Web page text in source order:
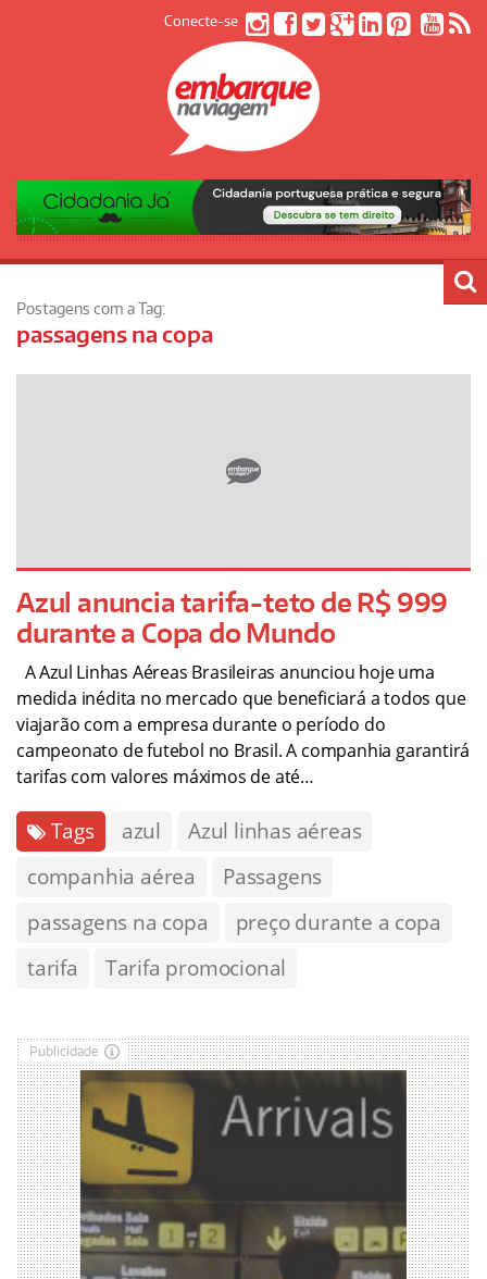
Conecte-se
Postagens com a Tag:
passagens na copa
Azul anuncia tarifa-teto de R$ 999
durante a Copa do Mundo
A Azul Linhas Aéreas Brasileiras anunciou hoje uma
medida inédita no mercado que beneficiará a todos que
viajarão com a empresa durante o período do
campeonato de futebol no Brasil. A companhia garantirá
tarifas com valores máximos de até…
Tags azul
Azul linhas aéreas
companhia aérea
Passagens
passagens na copa
preço durante a copa
tarifa
Tarifa promocional
Publicidade